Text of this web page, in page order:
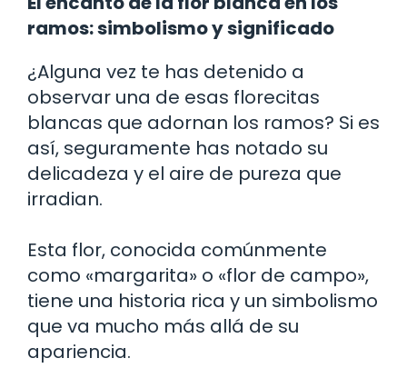
ramos: simbolismo y significado
¿Alguna vez te has detenido a
observar una de esas florecitas
blancas que adornan los ramos? Si es
así, seguramente has notado su
delicadeza y el aire de pureza que
irradian.
Esta flor, conocida comúnmente
como «margarita» o «flor de campo»,
tiene una historia rica y un simbolismo
que va mucho más allá de su
apariencia.